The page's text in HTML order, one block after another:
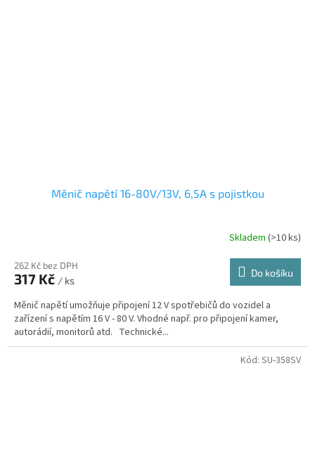
Měnič napětí 16-80V/13V, 6,5A s pojistkou
Skladem (>10 ks)
262 Kč bez DPH
317 Kč / ks
Do košíku
Měnič napětí umožňuje připojení 12 V spotřebičů do vozidel a
zařízení s napětím 16 V - 80 V. Vhodné např. pro připojení kamer,
autorádií, monitorů atd. Technické...
Kód: SU-358SV